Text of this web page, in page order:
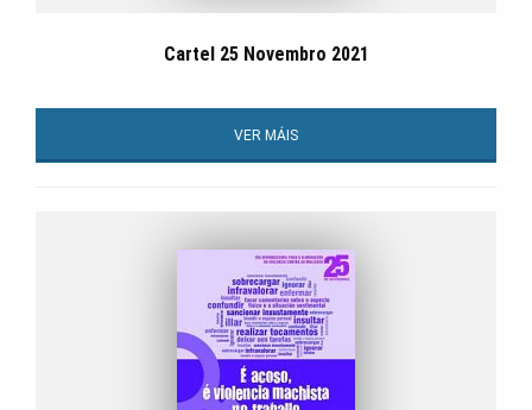
Cartel 25 Novembro 2021
VER MÁIS